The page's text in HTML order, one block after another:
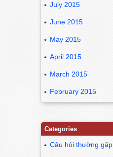
July 2015
June 2015
May 2015
April 2015
March 2015
February 2015
Categories
Câu hỏi thường gặp